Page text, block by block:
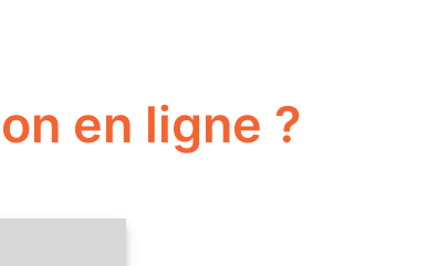
en ligne ?